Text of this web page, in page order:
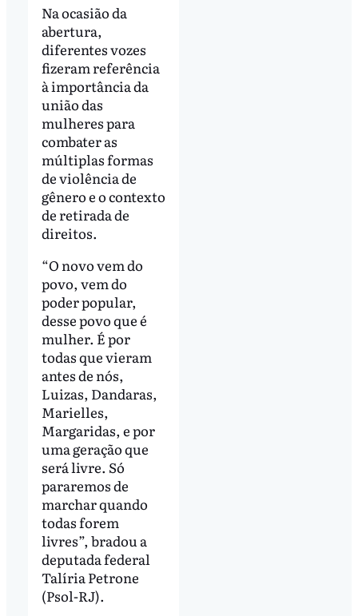
Na ocasião da
abertura,
diferentes vozes
fizeram referência
à importância da
união das
mulheres para
combater as
múltiplas formas
de violência de
gênero e o contexto
de retirada de
direitos.
“O novo vem do
povo, vem do
poder popular,
desse povo que é
mulher. É por
todas que vieram
antes de nós,
Luizas, Dandaras,
Marielles,
Margaridas, e por
uma geração que
será livre. Só
pararemos de
marchar quando
todas forem
livres”, bradou a
deputada federal
Talíria Petrone
(Psol-RJ).